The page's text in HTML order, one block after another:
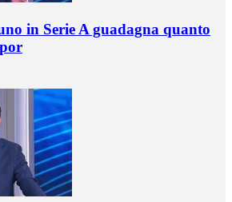
in Serie A guadagna quanto